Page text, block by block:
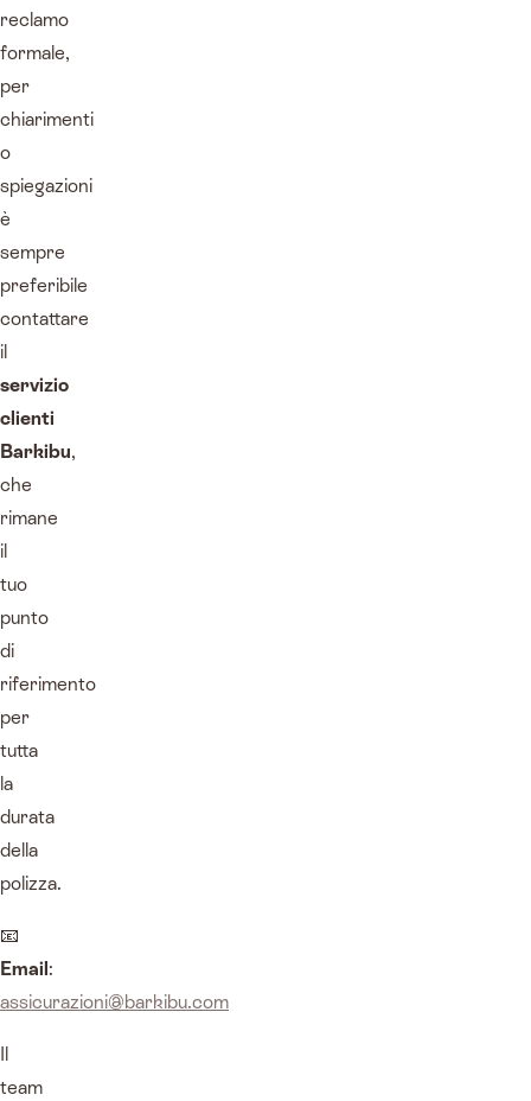
reclamo
formale,
per
chiarimenti
o
spiegazioni
è
sempre
preferibile
contattare
il
servizio
clienti
Barkibu,
che
rimane
il
tuo
punto
di
riferimento
per
tutta
la
durata
della
polizza.
📧
Email :
assicurazioni@barkibu.com
team